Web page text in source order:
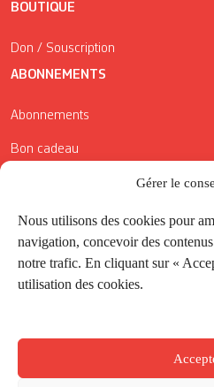
Gérer le
Nous utilisons des cookies pour
navigation, concevoir des
notre trafic. En cliquant sur «
utilisation des cookies.
BOUTIQUE
Don / Souscription
ABONNEMENTS
Abonnements
Bon cadeau
Conditions générales de vente
Réductions de la Carte Côté Courrier
Application